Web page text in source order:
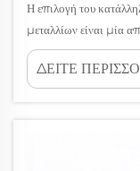
Η επιλογή του
μεταλλίων είναι μία
λάβει οποιαδήποτε
προγραμμάτων
ΔΕΙΤΕ